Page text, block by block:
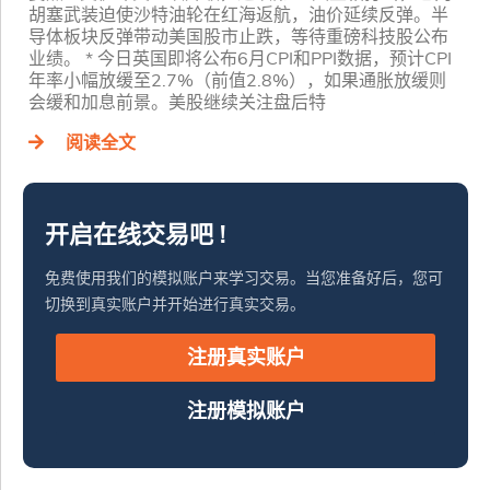
胡塞武装迫使沙特油轮在红海返航，油价延续反弹。半
导体板块反弹带动美国股市止跌，等待重磅科技股公布
业绩。 * 今日英国即将公布6月CPI和PPI数据，预计CPI
年率小幅放缓至2.7%（前值2.8%），如果通胀放缓则
会缓和加息前景。美股继续关注盘后特
阅读全文
开启在线交易吧 !
免费使用我们的模拟账户来学习交易。当您准备好后，您可
切换到真实账户并开始进行真实交易。
注册真实账户
注册模拟账户